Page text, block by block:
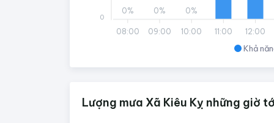
Khả
08:00 09:00 10:00 11:00 12:00
0% 0% 0%
0
Lượng mưa Xã Kiêu Kỵ những giờ